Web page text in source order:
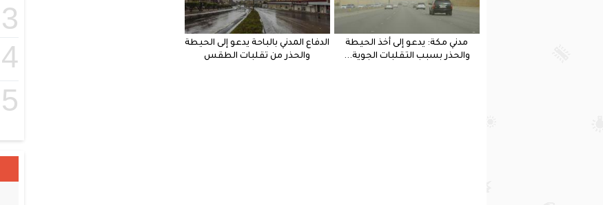
مدني مكة: يدعو إلى أخذ الحيطة
والحذر بسبب التقلبات الجوية...
الدفاع المدني بالباحة يدعو إلى الحيطة
والحذر من تقلبات الطقس
3
4
5